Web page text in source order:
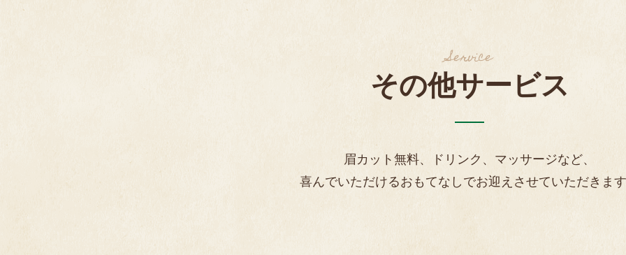
Service
その他サービス
眉カット無料、ドリンク、マッサージなど、
喜んでいただけるおもてなしでお迎えさせていただきま